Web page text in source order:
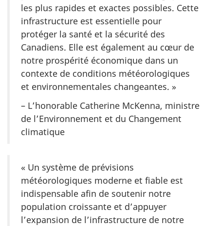
les plus rapides et exactes possibles. Cette
infrastructure est essentielle pour
protéger la santé et la sécurité des
Canadiens. Elle est également au cœur de
notre prospérité économique dans un
contexte de conditions météorologiques
et environnementales changeantes. »
– L’honorable Catherine McKenna, ministre
de l’Environnement et du Changement
climatique
« Un système de prévisions
météorologiques moderne et fiable est
indispensable afin de soutenir notre
population croissante et d’appuyer
l’expansion de l’infrastructure de notre